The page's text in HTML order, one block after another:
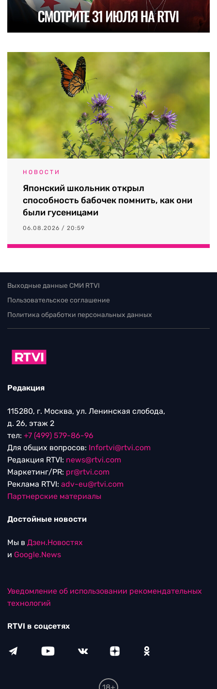
НОВОСТИ
Японский школьник открыл
способность бабочек помнить, как они
были гусеницами
06.08.2026 / 20:59
Выходные данные СМИ RTVI
Пользовательское соглашение
Политика обработки персональных данных
Редакция
115280, г. Москва, ул. Ленинская слобода,
д. 26, этаж 2
тел: +7 (499) 579-86-96
Для общих вопросов: Infortvi@rtvi.com
Редакция RTVI: news@rtvi.com
Маркетинг/PR: pr@rtvi.com
Реклама RTVI: adv-eu@rtvi.com
Партнерские материалы
Достойные новости
Мы в Дзен.Новостях
и Google.News
Уведомление об использовании рекомендательных
технологий
RTVI в соцсетях